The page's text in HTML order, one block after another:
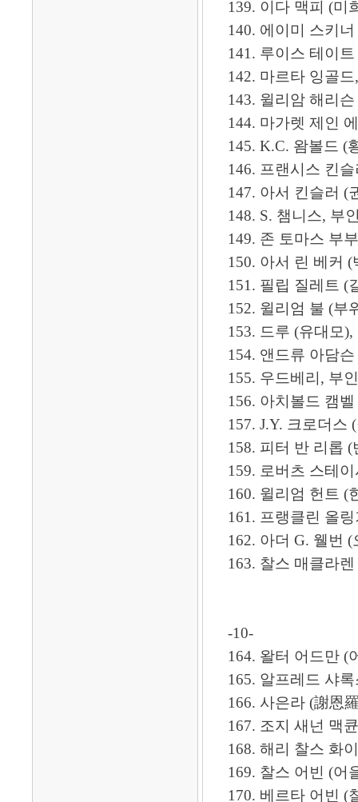
139. 이다 맥피 (미
140. 에이미 스키
141. 루이스 테이
142. 마르타 잉골
143. 윌리암 해리
144. 마가렛 제인
145. K.C. 왐볼드 (
146. 프랜시스 킨
147. 아서 킨슬러 (
148. S. 챔니스, 부
149. 존 토마스 부
150. 아서 린 베커 (
151. 필립 질레트 (
152. 윌리엄 불 (부
153. 드루 (유대모
154. 앤드류 아담
155. 우드베리, 부
156. 아치볼드 캠
157. J.Y. 크로더스
158. 피터 반 리롭
159. 로버츠 스테
160. 윌리엄 헌트 (
161. 프랭클린 올
162. 아더 G. 웰번
163. 찰스 매클라
-10-
164. 왈터 어드만 (
165. 알프레드 샤
166. 사은라 (謝恩
167. 조지 새넌 맥
168. 해리 찰스 화
169. 찰스 어빈 (어
170. 베르타 어빈 (